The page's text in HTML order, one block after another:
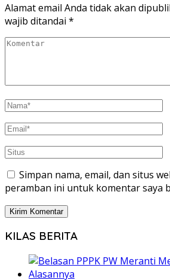
Alamat email Anda tidak akan
wajib ditandai *
Simpan nama, email, dan situs
peramban ini untuk komentar saya
KILAS BERITA